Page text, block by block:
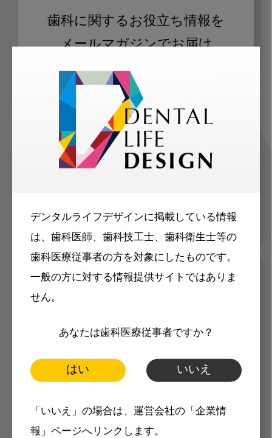
デンタルライフデザインに掲載している情報
は、歯科医師、歯科技工士、歯科衛生士等の
歯科医療従事者の方を対象にしたものです。
一般の方に対する情報提供サイトではありま
せん。
あなたは歯科医療従事者ですか？
はい いいえ
「いいえ」の場合は、運営会社の「企業情
報」ページへリンクします。
歯科に関するお役立ち情報を
メールマガジンでお届け
ご登録いただいた職種（歯科医師、歯
科衛生士、歯科技工士）に合わせた内
容のメールマガジンをお届けします。
メリット
製品価格も閲覧可能